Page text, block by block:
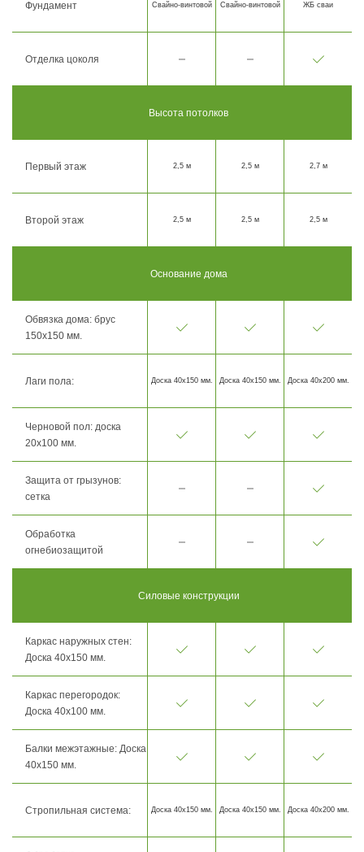
Фундамент Свайно-винтовой Свайно-винтовой ЖБ сваи
Отделка цоколя
Высота потолков
Первый этаж 2,5 м 2,5 м 2,7 м
Второй этаж 2,5 м 2,5 м 2,5 м
Основание дома
Обвязка дома: брус
150х150 мм.
Лаги пола: Доска 40х150 мм. Доска 40х150 мм. Доска 40х200 мм.
Черновой пол: доска
20х100 мм.
Защита от грызунов:
сетка
Обработка
огнебиозащитой
Силовые конструкции
Каркас наружных стен:
Доска 40х150 мм.
Каркас перегородок:
Доска 40х100 мм.
Балки межэтажные: Доска
40х150 мм.
Стропильная система: Доска 40х150 мм. Доска 40х150 мм. Доска 40х200 мм.